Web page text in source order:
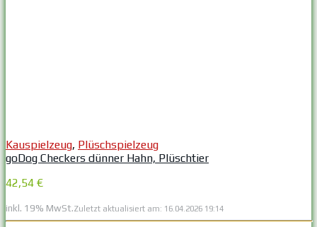
Kauspielzeug, Plüschspielzeug
goDog Checkers dünner Hahn, Plüschtier
42,54 €
inkl. 19% MwSt.Zuletzt aktualisiert am: 16.04.2026 19:14